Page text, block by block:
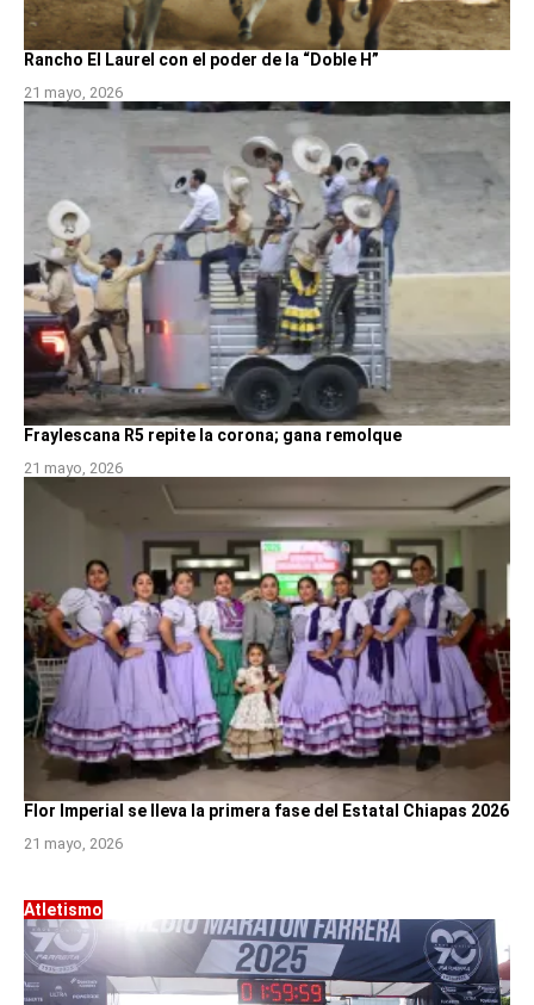
Rancho El Laurel con el poder de la “Doble H”
21 mayo, 2026
Fraylescana R5 repite la corona; gana remolque
21 mayo, 2026
Flor Imperial se lleva la primera fase del Estatal Chiapas 2026
21 mayo, 2026
Atletismo